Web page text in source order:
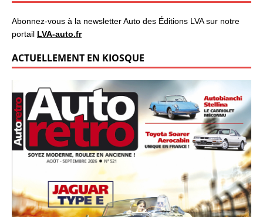
Abonnez-vous à la newsletter Auto des Éditions LVA sur notre
portail LVA-auto.fr
ACTUELLEMENT EN KIOSQUE